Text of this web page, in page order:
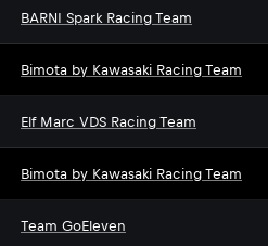
BARNI Spark Racing Team
Bimota by Kawasaki Racing Team
Elf Marc VDS Racing Team
Bimota by Kawasaki Racing Team
Team GoEleven